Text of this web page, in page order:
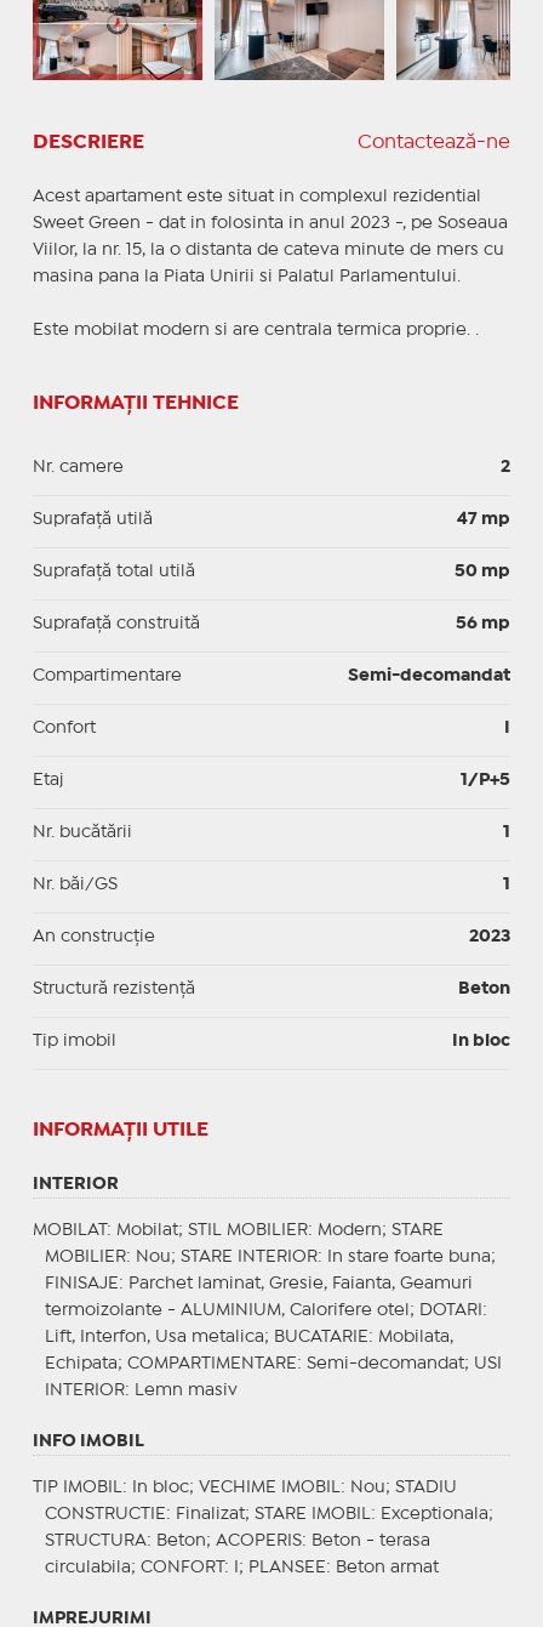
DESCRIERE Contactează-ne
Acest apartament este situat in complexul rezidential
Sweet Green - dat in folosinta in anul 2023 -, pe Soseaua
Viilor, la nr. 15, la o distanta de cateva minute de mers cu
masina pana la Piata Unirii si Palatul Parlamentului.
Este mobilat modern si are centrala termica proprie. .
INFORMAȚII TEHNICE
Nr. camere 2
Suprafaţă utilă 47 mp
Suprafaţă total utilă 50 mp
Suprafaţă construită 56 mp
Compartimentare Semi-decomandat
Confort
Etaj 1/P+5
Nr. bucătării 1
Nr. băi/GS 1
An construcție 2023
Structură rezistență Beton
Tip imobil In bloc
INFORMAŢII UTILE
INTERIOR
MOBILAT : Mobilat; STIL MOBILIER: Modern; STARE
MOBILIER: Nou; STARE INTERIOR: In stare foarte buna;
FINISAJE : Parchet laminat, Gresie, Faianta, Geamuri
termoizolante - ALUMINIUM, Calorifere otel;
DOTARI :
Lift, Interfon, Usa metalica; BUCATARIE : Mobilata,
Echipata; COMPARTIMENTARE : Semi-decomandat; USI
INTERIOR: Lemn masiv
INFO IMOBIL
TIP IMOBIL : In bloc; VECHIME IMOBIL : Nou; STADIU
CONSTRUCTIE : Finalizat; STARE IMOBIL : Exceptionala;
STRUCTURA: Beton; ACOPERIS: Beton - terasa
circulabila; CONFORT : I; PLANSEE : Beton armat
IMPREJURIMI